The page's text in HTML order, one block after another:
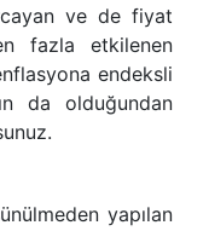
ve de fiyat
fazla etkilenen
endeksli
da olduğundan
yapılan